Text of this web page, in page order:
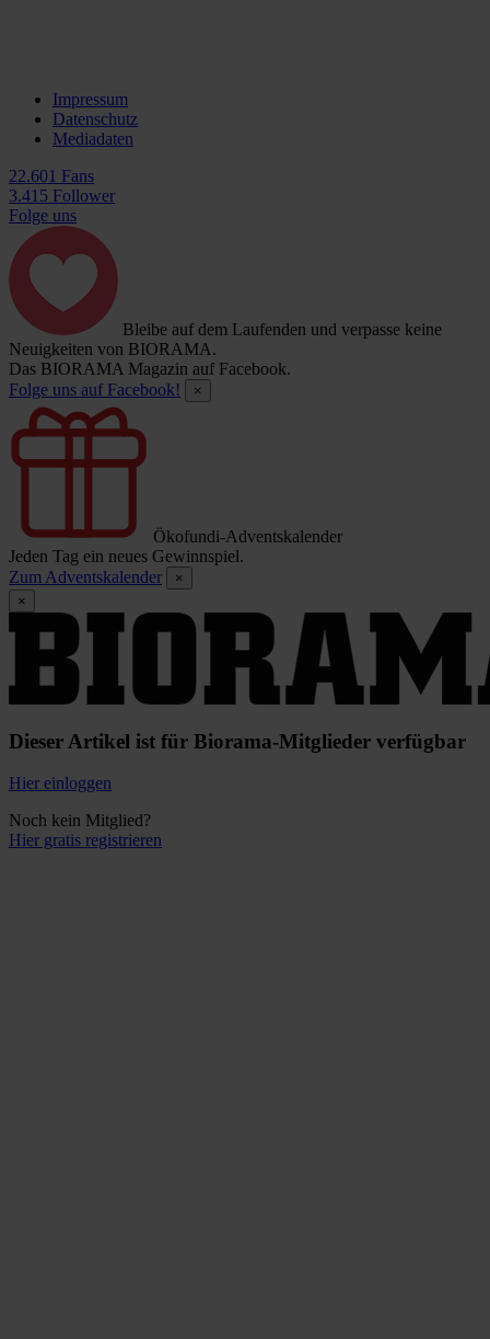
Impressum
Datenschutz
Mediadaten
22.601 Fans
3.415 Follower
Folge uns
Bleibe auf dem Laufenden und verpasse keine
Neuigkeiten von BIORAMA.
Das BIORAMA Magazin auf Facebook.
Folge uns auf Facebook!
×
Ökofundi-Adventskalender
Jeden Tag ein neues Gewinnspiel.
Zum Adventskalender
×
×
Dieser Artikel ist für Biorama-Mitglieder verfügbar
Hier einloggen
Noch kein Mitglied?
Hier gratis registrieren